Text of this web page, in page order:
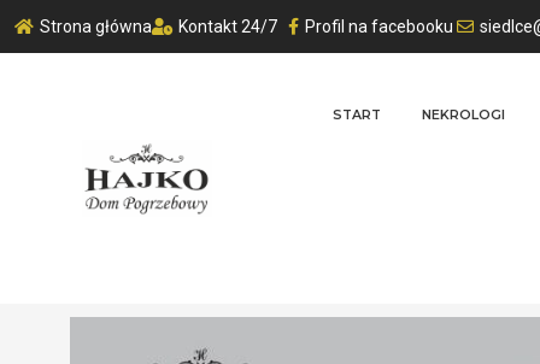
Strona główna Kontakt 24/7 Profil na facebooku
START NEKROLOGI